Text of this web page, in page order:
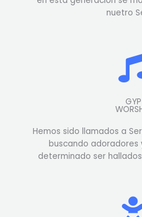
nuetro
GYP
Hemos sido llamados a
buscando adoradores
determinado ser